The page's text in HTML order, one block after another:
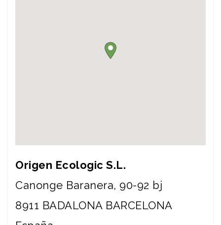
Origen Ecologic S.L.
Canonge Baranera, 90-92 bj
8911 BADALONA BARCELONA